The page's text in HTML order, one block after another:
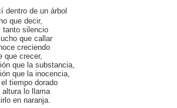
dentro de un árbol
que decir,
tanto silencio
que callar
creciendo
que crecer,
que la substancia,
que la inocencia,
tiempo dorado
altura lo llama
en naranja.